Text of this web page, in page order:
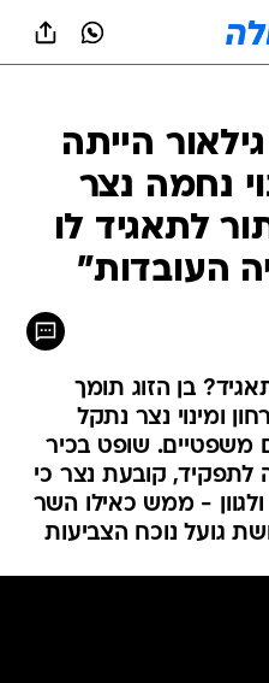
הייתה
נחמה נצר
לתאגיד לו
העובדות"
בן הזוג תומך
ומינוי נצר נתקל
משפטיים. שופט בכיר
לתפקיד, קובעת נצר כי
- ממש כאילו השר
גועל נוכח הצביעות